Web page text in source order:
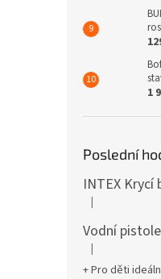
1
Poslední
Hodnocení
|
Vodní
Hodnocení
|
+ Pro děti